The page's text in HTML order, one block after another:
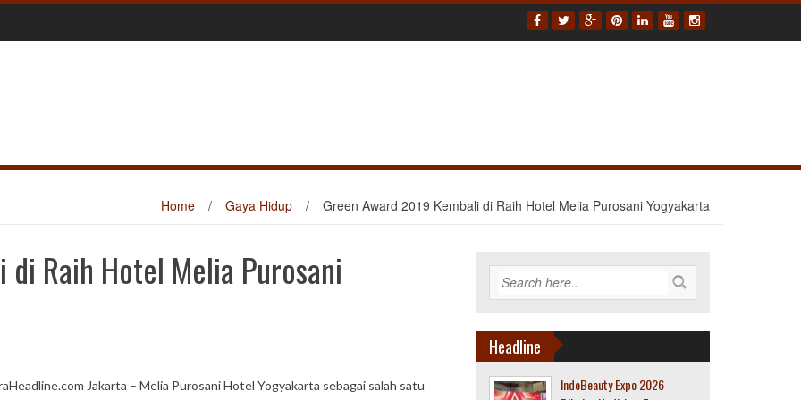
Home / Gaya Hidup / Green Award 2019 Kembali di Raih Hotel Melia Purosani Yogyakarta
Raih Hotel Melia Purosani
Jakarta – Melia Purosani Hotel Yogyakarta sebagai salah satu
Headline
IndoBeauty Expo 2026